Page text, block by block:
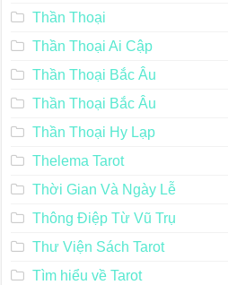
Thần Thoại
Thần Thoại Ai Cập
Thần Thoại Bắc Âu
Thần Thoại Bắc Âu
Thần Thoại Hy Lạp
Thelema Tarot
Thời Gian Và Ngày Lễ
Thông Điệp Từ Vũ Trụ
Thư Viện Sách Tarot
Tìm hiểu về Tarot